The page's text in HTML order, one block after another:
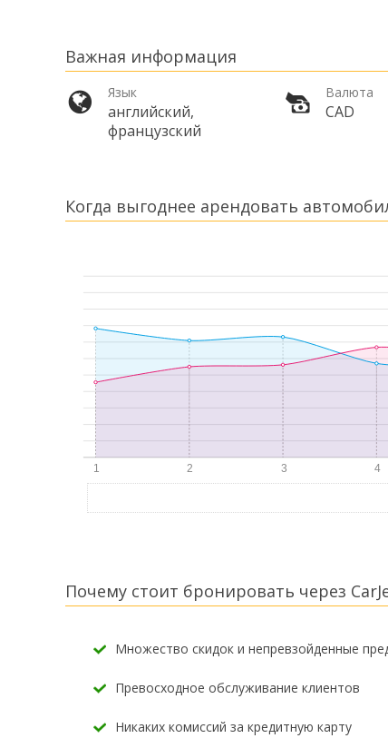
Важная информация
Язык
английский,
французский
Валюта
CAD
Когда выгоднее арендовать
Почему стоит бронировать через
Множество скидок и непревзойденные
Превосходное обслуживание клиентов
Никаких комиссий за кредитную карту